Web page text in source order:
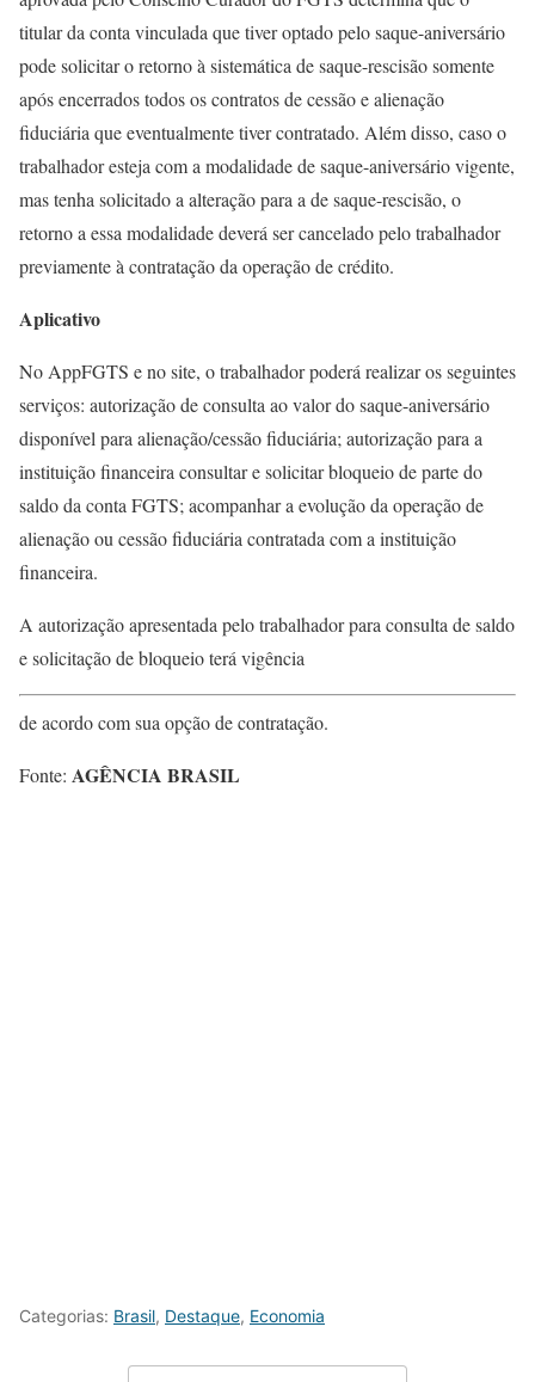
titular da conta vinculada que tiver optado pelo saque-aniversário
pode solicitar o retorno à sistemática de saque-rescisão somente
após encerrados todos os contratos de cessão e alienação
fiduciária que eventualmente tiver contratado. Além disso, caso o
trabalhador esteja com a modalidade de saque-aniversário vigente,
mas tenha solicitado a alteração para a de saque-rescisão, o
retorno a essa modalidade deverá ser cancelado pelo trabalhador
previamente à contratação da operação de crédito.
Aplicativo
No AppFGTS e no site, o trabalhador poderá realizar os seguintes
serviços: autorização de consulta ao valor do saque-aniversário
disponível para alienação/cessão fiduciária; autorização para a
instituição financeira consultar e solicitar bloqueio de parte do
saldo da conta FGTS; acompanhar a evolução da operação de
alienação ou cessão fiduciária contratada com a instituição
financeira.
A autorização apresentada pelo trabalhador para consulta de saldo
e solicitação de bloqueio terá vigência
de acordo com sua opção de contratação.
Fonte: AGÊNCIA BRASIL
Categorias: Brasil, Destaque, Economia